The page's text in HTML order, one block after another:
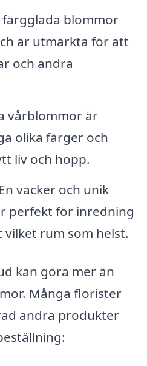
färgglada blommor
är utmärkta för att
och andra
vårblommor är
olika färger och
liv och hopp.
En vacker och unik
perfekt för inredning
vilket rum som helst.
kan göra mer än
Många florister
andra produkter